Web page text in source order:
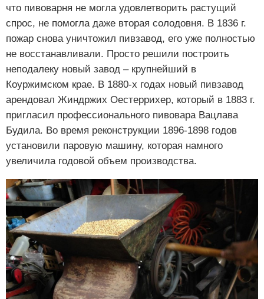
что пивоварня не могла удовлетворить растущий
спрос, не помогла даже вторая солодовня. В 1836 г.
пожар снова уничтожил пивзавод, его уже полностью
не восстанавливали. Просто решили построить
неподалеку новый завод – крупнейший в
Коуржимском крае. В 1880-х годах новый пивзавод
арендовал Жиндржих Оестеррихер, который в 1883 г.
пригласил профессионального пивовара Вацлава
Будила. Во время реконструкции 1896-1898 годов
установили паровую машину, которая намного
увеличила годовой объем производства.